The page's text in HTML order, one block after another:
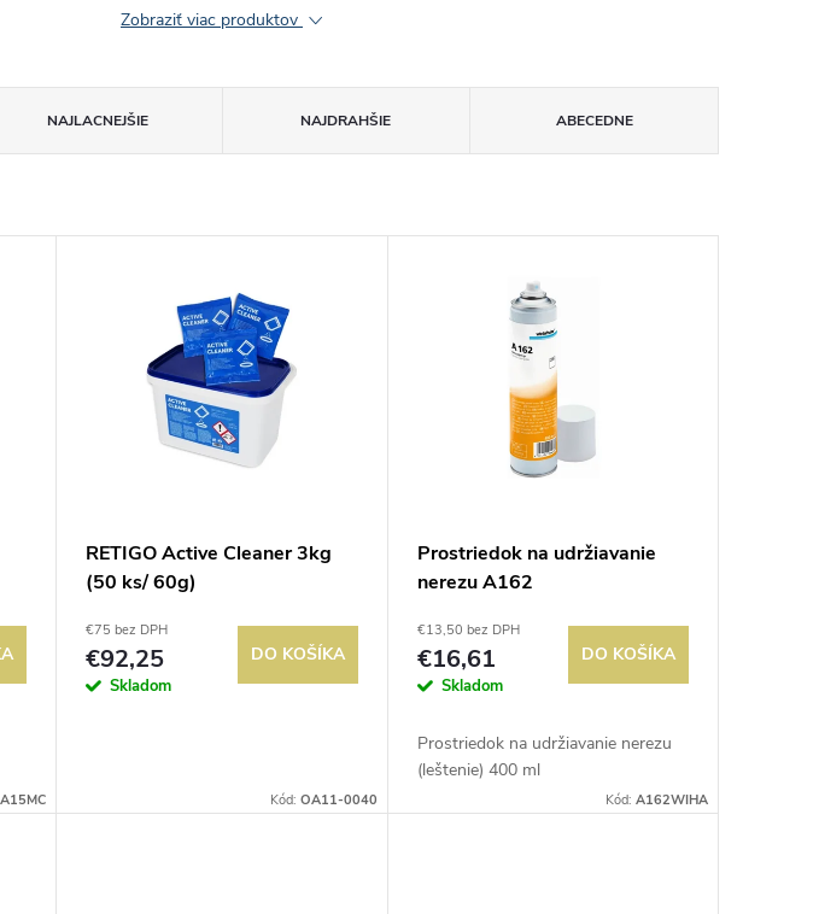
Zobraziť viac produktov
NAJLACNEJŠIE NAJDRAHŠIE ABECEDNE
A15MC
RETIGO Active Cleaner 3kg
(50 ks/ 60g)
€75 bez DPH
€92,25
Skladom
DO KOŠÍKA
Kód: OA11-0040
Prostriedok na udržiavanie
nerezu A162
€13,50 bez DPH
€16,61
Skladom
DO KOŠÍKA
Prostriedok na udržiavanie nerezu
(leštenie) 400 ml
Kód: A162WIHA